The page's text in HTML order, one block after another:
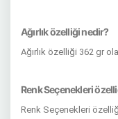
Ağırlık özelliği nedir?
Ağırlık özelliği 362 gr
Renk Seçenekleri
Renk Seçenekleri